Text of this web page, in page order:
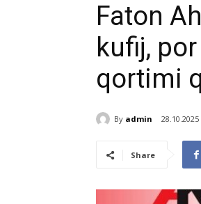
Faton
kufij,
qortimi
By admin 28.10.2025
Share